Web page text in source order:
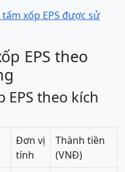
xốp EPS được sử
EPS theo
EPS theo kích
Đơn vị
tính
Thành tiền
(VNĐ)